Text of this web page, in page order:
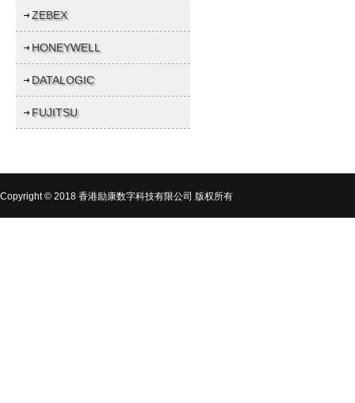
ZEBEX
HONEYWELL
DATALOGIC
FUJITSU
Copyright © 2018 香港励康数字科技有限公司 版权所有